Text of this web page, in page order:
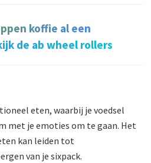
koffie al een
de ab wheel rollers
eten, waarbij je voedsel
met je emoties om te gaan. Het
kan leiden tot
van je sixpack.